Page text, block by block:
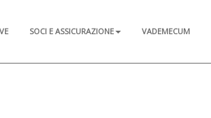
SOCI E ASSICURAZIONE VADEMECUM